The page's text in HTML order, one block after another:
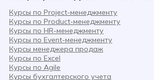
Курсы по Project-менеджменту
Курсы по Product-менеджменту
Курсы по HR-менеджменту
Курсы по Event-менеджменту
Курсы менеджера продаж
Курсы по Excel
Курсы по Agile
Курсы бухгалтерского учета